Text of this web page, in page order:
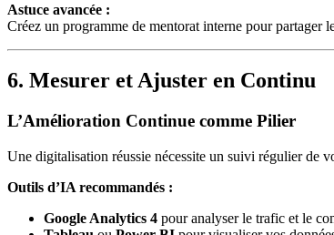
Astuce avancée :
Créez un programme de mentorat interne pour partager
6. Mesurer et Ajuster en Continu
L’Amélioration Continue comme Pilier
Une digitalisation réussie nécessite un suivi régulier de
Outils d’IA recommandés :
Google Analytics 4 pour analyser le trafic et le